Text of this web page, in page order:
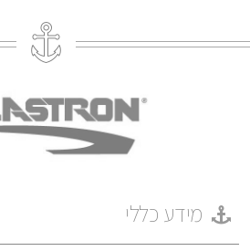
מידע כללי